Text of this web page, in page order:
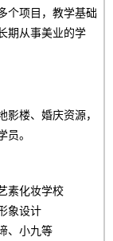
个项目，教学基础
期从事美业的学
楼、婚庆资源，
。
素化妆学校
象设计
、小九等